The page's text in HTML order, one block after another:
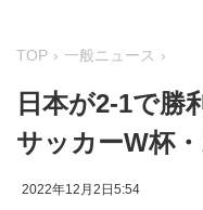
TOP 一般ニュース
日本が2-1で勝
サッカーW杯
2022年12月2日5:54